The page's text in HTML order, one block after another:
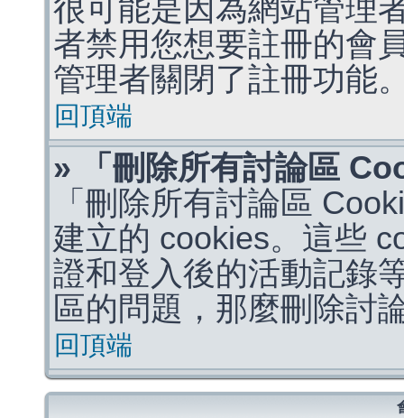
很可能是因為網站管理
者禁用您想要註冊的會
管理者關閉了註冊功能
回頂端
» 「刪除所有討論區
「刪除所有討論區
建立的 cookies。這些
證和登入後的活動記錄
區的問題，那麼刪除討
回頂端